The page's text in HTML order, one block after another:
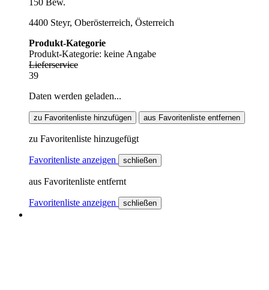
4400 Steyr, Oberösterreich, Österreich
Produkt-Kategorie
Produkt-Kategorie: keine Angabe
Lieferservice
39
Daten werden geladen...
zu Favoritenliste hinzufügen aus Favoritenliste entfernen
zu Favoritenliste hinzugefügt
Favoritenliste anzeigen schließen
aus Favoritenliste entfernt
Favoritenliste anzeigen schließen